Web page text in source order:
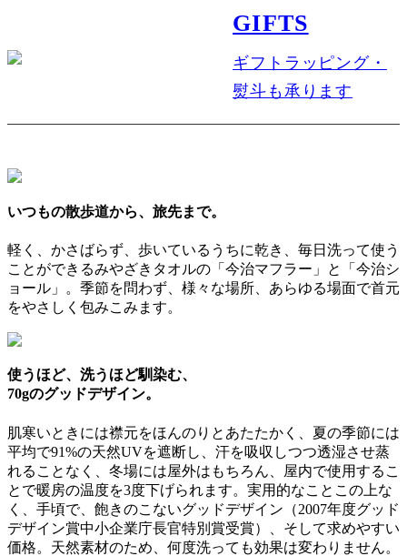
GIFTS
ギフトラッピング・
熨斗も承ります
いつもの散歩道から、旅先まで。
軽く、かさばらず、歩いているうちに乾き、毎日洗って使う
ことができるみやざきタオルの「今治マフラー」と「今治シ
ョール」。季節を問わず、様々な場所、あらゆる場面で首元
をやさしく包みこみます。
使うほど、洗うほど馴染む、
70gのグッドデザイン。
肌寒いときには襟元をほんのりとあたたかく、夏の季節には
平均で91%の天然UVを遮断し、汗を吸収しつつ透湿させ蒸
れることなく、冬場には屋外はもちろん、屋内で使用するこ
とで暖房の温度を3度下げられます。実用的なことこの上な
く、手頃で、飽きのこないグッドデザイン（2007年度グッド
デザイン賞中小企業庁長官特別賞受賞）、そして求めやすい
価格。天然素材のため、何度洗っても効果は変わりません。